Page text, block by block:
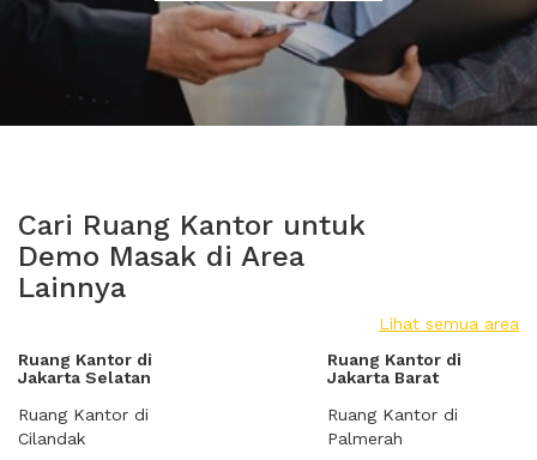
Cari Ruang Kantor untuk
Demo Masak di Area
Lainnya
Lihat semua area
Ruang Kantor di
Jakarta Selatan
Ruang Kantor di
Cilandak
Ruang Kantor di
Jakarta Barat
Ruang Kantor di
Palmerah